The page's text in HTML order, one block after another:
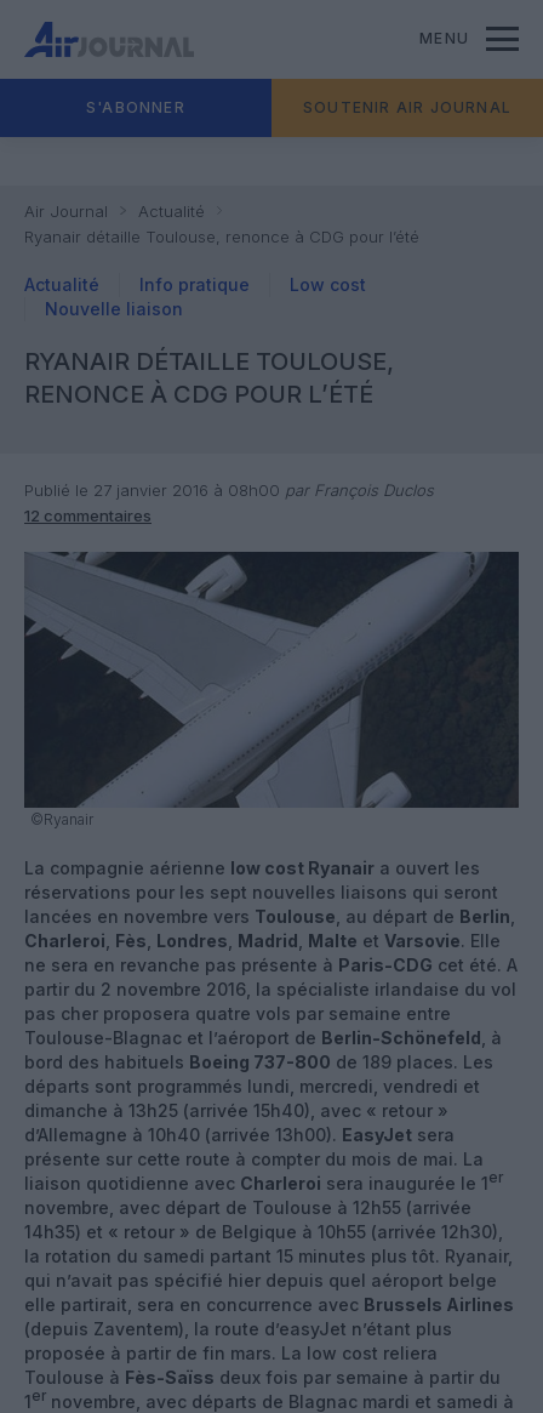
MENU
S'ABONNER SOUTENIR AIR JOURNAL
Air Journal
Actualité
Ryanair détaille Toulouse, renonce à CDG pour l’été
Actualité Info pratique
Low cost
Nouvelle liaison
RYANAIR DÉTAILLE TOULOUSE,
RENONCE À CDG POUR L’ÉTÉ
Publié le 27 janvier 2016 à 08h00 par François Duclos
12 commentaires
©Ryanair
La compagnie aérienne low cost Ryanair a ouvert les
réservations pour les sept nouvelles liaisons qui seront
lancées en novembre vers Toulouse , au départ de Berlin
Charleroi Fès Londres Madrid Malte et Varsovie. Elle
ne sera en revanche pas présente à Paris-CDG cet été. A
partir du 2 novembre 2016, la spécialiste irlandaise du vol
pas cher proposera quatre vols par semaine entre
Toulouse-Blagnac et l’aéroport de Berlin-Schönefeld , à
bord des habituels Boeing 737-800 de 189 places. Les
départs sont programmés lundi, mercredi, vendredi et
dimanche à 13h25 (arrivée 15h40), avec « retour »
d’Allemagne à 10h40 (arrivée 13h00). EasyJet sera
présente sur cette route à compter du mois de mai. La
liaison quotidienne avec Charleroi sera inaugurée le 1er
novembre, avec départ de Toulouse à 12h55 (arrivée
14h35) et « retour » de Belgique à 10h55 (arrivée 12h30),
la rotation du samedi partant 15 minutes plus tôt. Ryanair,
qui n’avait pas spécifié hier depuis quel aéroport belge
elle partirait, sera en concurrence avec Brussels Airlines
(depuis Zaventem), la route d’easyJet n’étant plus
proposée à partir de fin mars. La low cost reliera
Toulouse à Fès-Saïss deux fois par semaine à partir du
1er novembre, avec départs de Blagnac mardi et samedi à